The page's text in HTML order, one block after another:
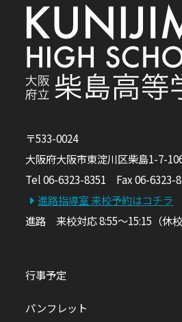
〒533-0024
大阪府大阪市東淀川区柴島1-7-
Tel 06-6323-8351 Fax 06-6323-
進路指導室 来校予約はコチラ
進路 来校対応 8:55～15:15（休校
行事予定
パンフレット